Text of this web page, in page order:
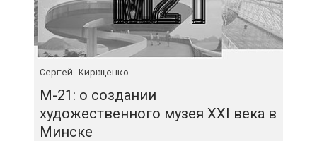
Сергей Кирющенко
М-21: о создании
художественного музея XXI века в
Минске